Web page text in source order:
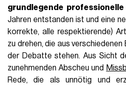
grundlegende
Jahren entstanden ist und eine
korrekte, alle respektierende)
zu drehen, die aus
der Debatte stehen. Aus Sicht
zunehmenden Abscheu und
Rede, die als unnötig und